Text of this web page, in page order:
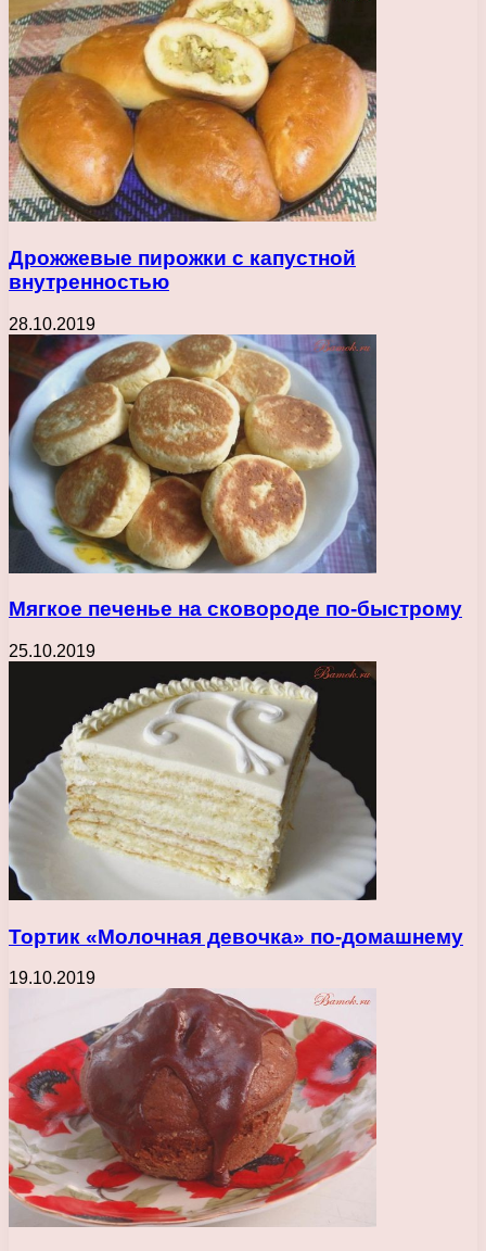
Дрожжевые пирожки с капустной
внутренностью
28.10.2019
Мягкое печенье на сковороде по-быстрому
25.10.2019
Тортик «Молочная девочка» по-домашнему
19.10.2019